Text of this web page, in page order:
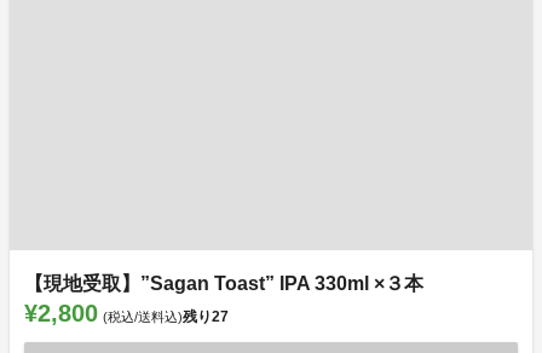
【現地受取】”Sagan Toast” IPA 330ml ×３本
¥2,800 (税込/送料込)残り27